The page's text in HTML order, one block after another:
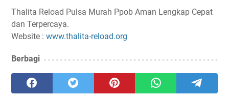
Thalita Reload Pulsa Murah Ppob Aman Lengkap Cepat
dan Terpercaya.
Website : www.thalita-reload.org
Berbagi